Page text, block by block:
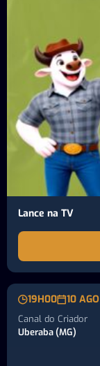
Lance na TV
19H00 10 AGO
Canal do Criador
Uberaba (MG)